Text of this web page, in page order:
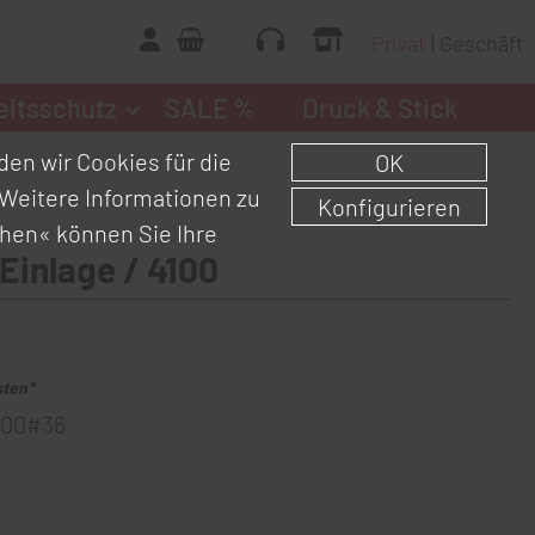
Geschäft
/ 4100
wir Cookies für die
Informationen zu
können Sie Ihre
OK
Konfigurieren